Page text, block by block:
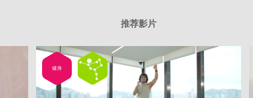
推荐影片
健身